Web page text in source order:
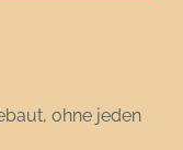
ohne jeden